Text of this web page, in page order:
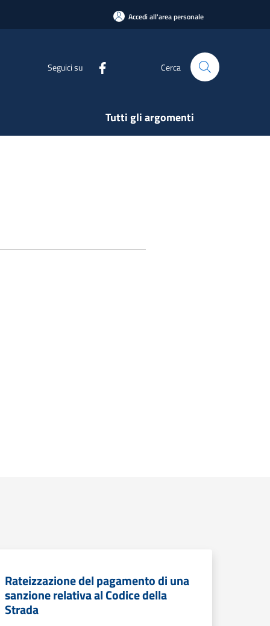
Accedi all'area personale
Seguici su Cerca
Tutti gli argomenti
Rateizzazione del pagamento di una
sanzione relativa al Codice della
Strada